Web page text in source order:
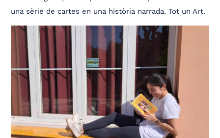
una sèrie de cartes en una història narrada. Tot un Art.